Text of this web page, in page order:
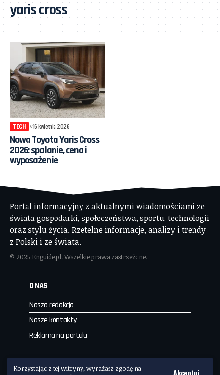
Korzystając z tej witryny, wyrażasz zgodę na
Akceptuj
yaris cross
TECH 16 kwietnia 2026
Nowa Toyota Yaris Cross
2026: spalanie, cena i
wyposażenie
Portal informacyjny z aktualnymi wiadomościami ze
świata gospodarki, społeczeństwa, sportu, technologii
oraz stylu życia. Rzetelne informacje, analizy i trendy
z Polski i ze świata.
© 2025 Enguide.pl. Wszelkie prawa zastrzeżone.
O NAS
Nasza redakcja
Nasze kontakty
Reklama na portalu